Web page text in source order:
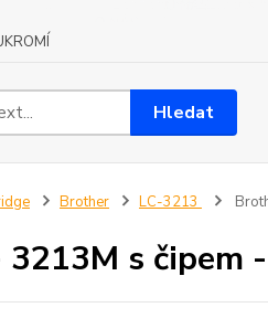
Hledat
Brother LC-3213
3213M s čipem